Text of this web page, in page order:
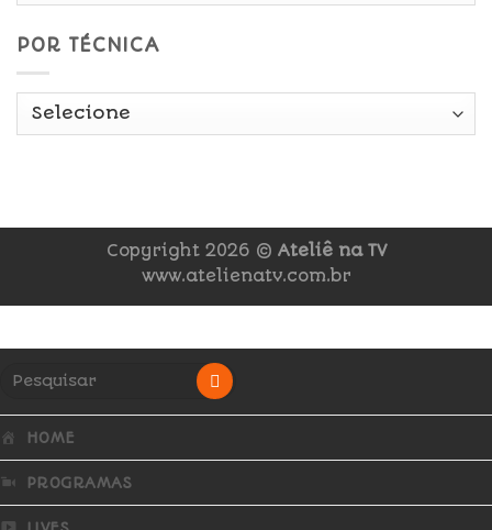
POR TÉCNICA
Copyright 2026 © Ateliê na TV
www.atelienatv.com.br
HOME
PROGRAMAS